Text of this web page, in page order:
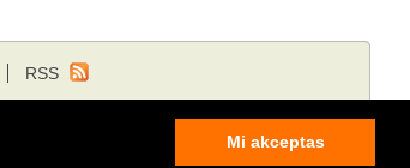
Mi akceptas
RSS